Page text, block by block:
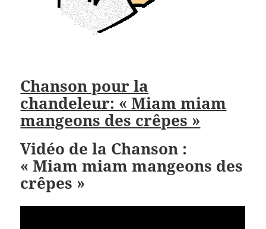
Chanson pour la
chandeleur: « Miam miam
mangeons des crêpes »
Vidéo de la Chanson :
« Miam miam mangeons des
crêpes »